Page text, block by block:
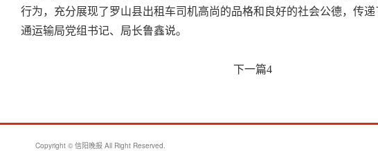
行为，充分展现了罗山县出租车司机高尚的品格和良好的社会公德，传递
通运输局党组书记、局长鲁鑫说。
温馨提示
下一篇4
Copyright © 信阳晚报 All Right Reserved.